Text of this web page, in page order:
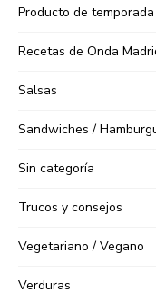
Producto de temporada
Recetas de Onda
Salsas
Sandwiches /
Sin categoría
Trucos y consejos
Vegetariano / Vegano
Verduras